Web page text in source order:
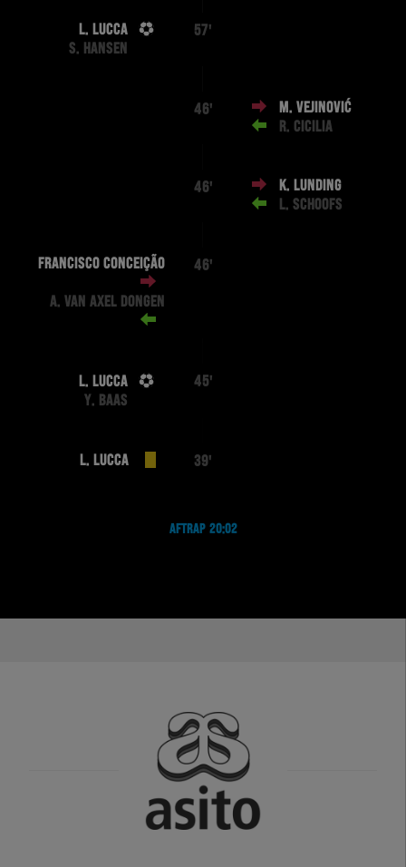
L. LUCCA
S. HANSEN
57'
46'
M. VEJINOVIĆ
R. CICILIA
46'
K. LUNDING
L. SCHOOFS
FRANCISCO CONCEIÇÃO
A. VAN AXEL DONGEN
46'
L. LUCCA
Y. BAAS
45'
L. LUCCA 39'
AFTRAP 20:02